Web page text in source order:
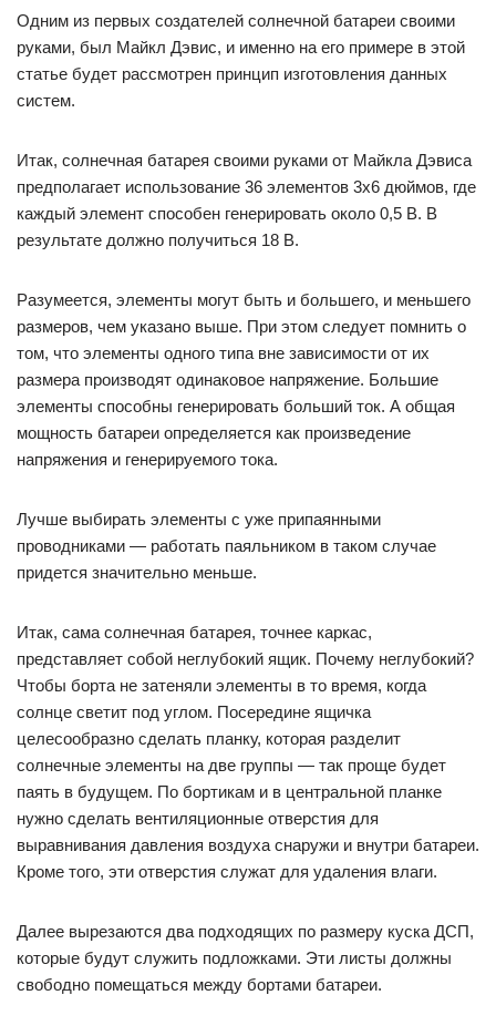
Одним из первых создателей солнечной батареи своими
руками, был Майкл Дэвис, и именно на его примере в этой
статье будет рассмотрен принцип изготовления данных
систем.
Итак, солнечная батарея своими руками от Майкла Дэвиса
предполагает использование 36 элементов 3х6 дюймов, где
каждый элемент способен генерировать около 0,5 В. В
результате должно получиться 18 В.
Разумеется, элементы могут быть и большего, и меньшего
размеров, чем указано выше. При этом следует помнить о
том, что элементы одного типа вне зависимости от их
размера производят одинаковое напряжение. Большие
элементы способны генерировать больший ток. А общая
мощность батареи определяется как произведение
напряжения и генерируемого тока.
Лучше выбирать элементы с уже припаянными
проводниками — работать паяльником в таком случае
придется значительно меньше.
Итак, сама солнечная батарея, точнее каркас,
представляет собой неглубокий ящик. Почему неглубокий?
Чтобы борта не затеняли элементы в то время, когда
солнце светит под углом. Посередине ящичка
целесообразно сделать планку, которая разделит
солнечные элементы на две группы — так проще будет
паять в будущем. По бортикам и в центральной планке
нужно сделать вентиляционные отверстия для
выравнивания давления воздуха снаружи и внутри батареи.
Кроме того, эти отверстия служат для удаления влаги.
Далее вырезаются два подходящих по размеру куска ДСП,
которые будут служить подложками. Эти листы должны
свободно помещаться между бортами батареи.